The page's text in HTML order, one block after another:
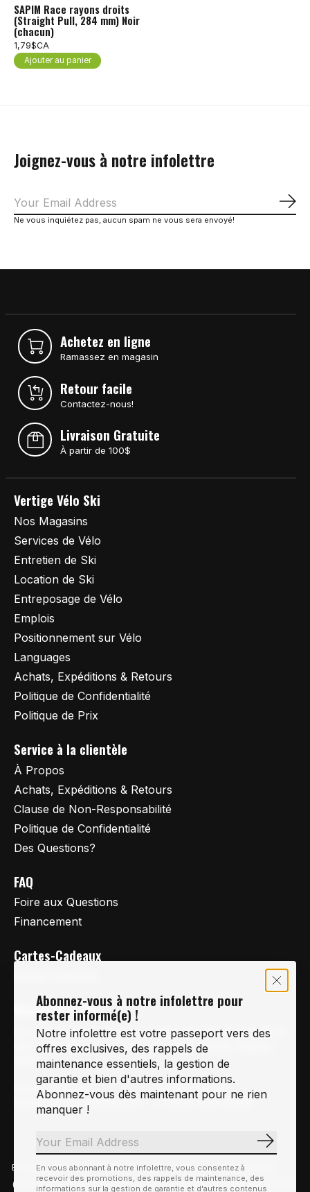
SAPIM Race rayons droits
(Straight Pull, 284 mm) Noir
(chacun)
1,79$CA
Ajouter au panier
Joignez-vous à notre infolettre
Ne vous inquiétez pas, aucun spam ne vous sera envoyé!
Achetez en ligne
Ramassez en magasin
Retour facile
Contactez-nous!
Livraison Gratuite
À partir de 100$
Vertige Vélo Ski
Nos Magasins
Services de Vélo
Entretien de Ski
Location de Ski
Entreposage de Vélo
Emplois
Positionnement sur Vélo
Languages
Achats, Expéditions & Retours
Politique de Confidentialité
Politique de Prix
Service à la clientèle
À Propos
Achats, Expéditions & Retours
Clause de Non-Responsabilité
Politique de Confidentialité
Des Questions?
FAQ
Foire aux Questions
Financement
Cartes-Cadeaux
Vertige Vélo Ski
La référence en vélo de route, vélo de montagne et
vélo hybride sur la Rive-Sud de Montréal, depuis
1997.
Notre courriel
Info@vertigeveloski.com
Nous Joindre
1 (450) 464-8808
© Copyright 2026 Vertige Vélo SkiFil RSS
Abonnez-vous à notre infolettre pour
rester informé(e) !
Notre infolettre est votre passeport vers des
offres exclusives, des rappels de
maintenance essentiels, la gestion de
garantie et bien d'autres informations.
Abonnez-vous dès maintenant pour ne rien
manquer !
En vous abonnant à notre infolettre, vous consentez à
recevoir des promotions, des rappels de maintenance, des
informations sur la gestion de garantie et d'autres contenus
En visitant notre site, vous acceptez l'utilisation des témoins
(cookies). Ces derniers nous permettent de mieux comprendre la